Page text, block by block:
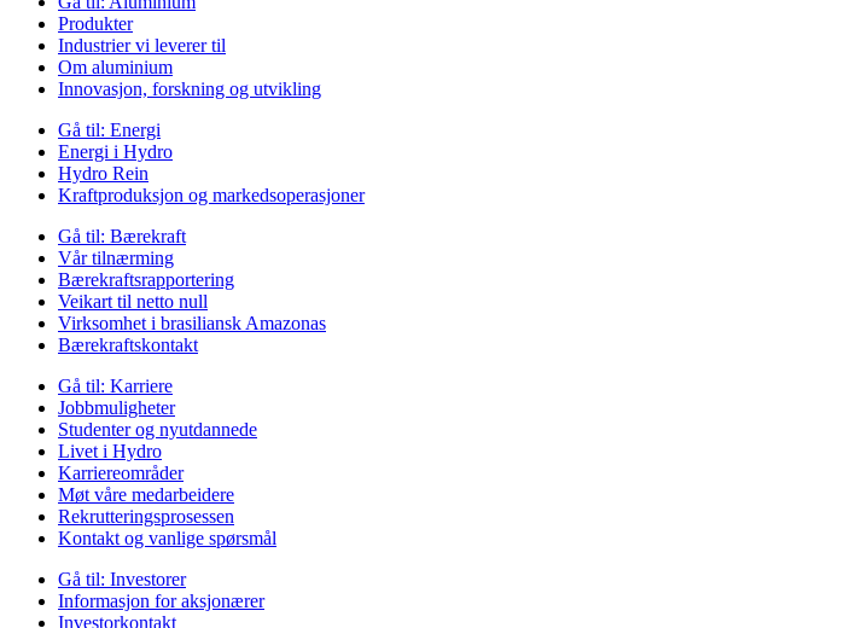
Produkter
Industrier vi leverer til
Om aluminium
Innovasjon, forskning og utvikling
Gå til: Energi
Energi i Hydro
Hydro Rein
Kraftproduksjon og markedsoperasjoner
Gå til: Bærekraft
Vår tilnærming
Bærekraftsrapportering
Veikart til netto null
Virksomhet i brasiliansk Amazonas
Bærekraftskontakt
Gå til: Karriere
Jobbmuligheter
Studenter og nyutdannede
Livet i Hydro
Karriereområder
Møt våre medarbeidere
Rekrutteringsprosessen
Kontakt og vanlige spørsmål
Gå til: Investorer
Informasjon for aksjonærer
Investorkontakt